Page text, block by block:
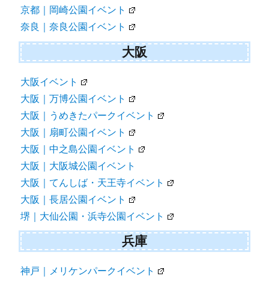
京都｜岡崎公園イベント
奈良｜奈良公園イベント
大阪
大阪イベント
大阪｜万博公園イベント
大阪｜うめきたパークイベント
大阪｜扇町公園イベント
大阪｜中之島公園イベント
大阪｜大阪城公園イベント
大阪｜てんしば・天王寺イベント
大阪｜長居公園イベント
堺｜大仙公園・浜寺公園イベント
兵庫
神戸｜メリケンパークイベント